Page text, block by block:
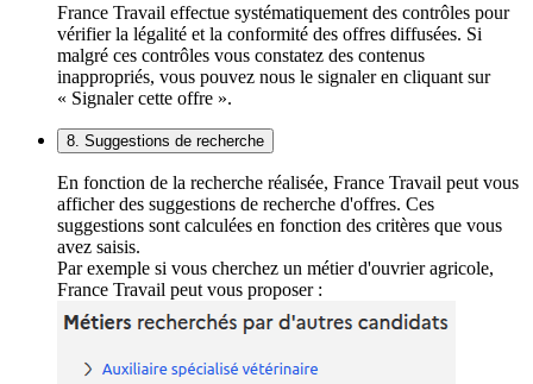
France Travail effectue systématiquement des contrôles pour
vérifier la légalité et la conformité des offres diffusées. Si
malgré ces contrôles vous constatez des contenus
inappropriés, vous pouvez nous le signaler en cliquant sur
« Signaler cette offre ».
8. Suggestions de recherche
En fonction de la recherche réalisée, France Travail peut vous
afficher des suggestions de recherche d'offres. Ces
suggestions sont calculées en fonction des critères que vous
avez saisis.
Par exemple si vous cherchez un métier d'ouvrier agricole,
France Travail peut vous proposer :